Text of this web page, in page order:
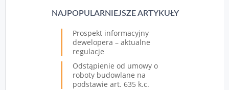
NAJPOPULARNIEJSZE ARTYKUŁY
Prospekt informacyjny
dewelopera – aktualne
regulacje
Odstąpienie od umowy o
roboty budowlane na
podstawie art. 635 k.c.